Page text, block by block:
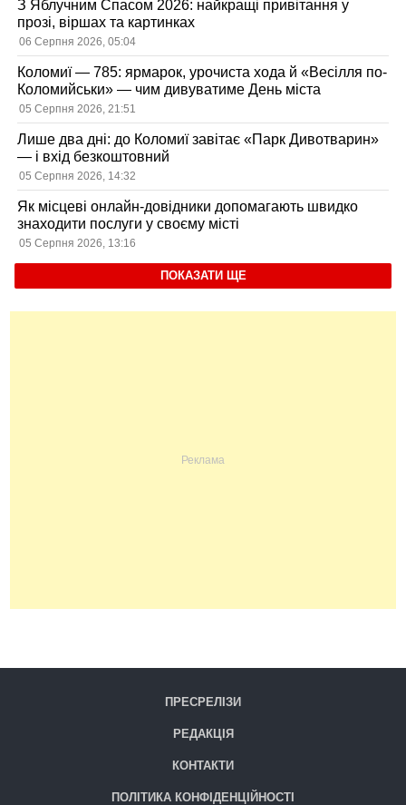
З Яблучним Спасом 2026: найкращі привітання у
прозі, віршах та картинках
06 Серпня 2026, 05:04
Коломиї — 785: ярмарок, урочиста хода й «Весілля по-
Коломийськи» — чим дивуватиме День міста
05 Серпня 2026, 21:51
Лише два дні: до Коломиї завітає «Парк Дивотварин»
— і вхід безкоштовний
05 Серпня 2026, 14:32
Як місцеві онлайн-довідники допомагають швидко
знаходити послуги у своєму місті
05 Серпня 2026, 13:16
ПОКАЗАТИ ЩЕ
ПРЕСРЕЛІЗИ
РЕДАКЦІЯ
КОНТАКТИ
ПОЛІТИКА КОНФІДЕНЦІЙНОСТІ